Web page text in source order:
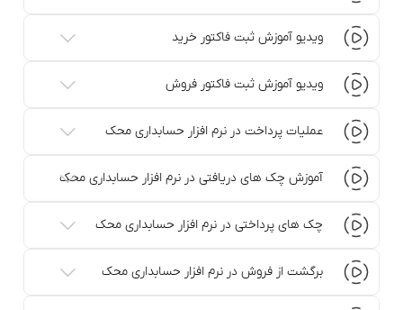
ویدیو آموزش ثبت فاکتور خرید
ویدیو آموزش ثبت فاکتور فروش
عملیات پرداخت در نرم افزار حسابداری محک
آموزش چک های دریافتی در نرم افزار حسابداری محک
چک های پرداختی در نرم افزار حسابداری محک
برگشت از فروش در نرم افزار حسابداری محک